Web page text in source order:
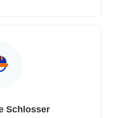
Schlosser